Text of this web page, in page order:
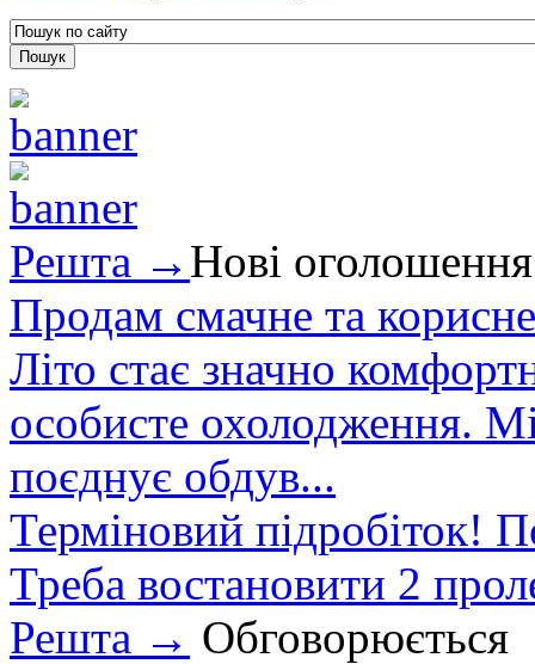
Решта → Нові оголошення
Продам смачне та
Літо стає значно
особисте охолодження.
поєднує обдув...
Терміновий підробіток!
Треба востановити 2
Решта → Обговорюється